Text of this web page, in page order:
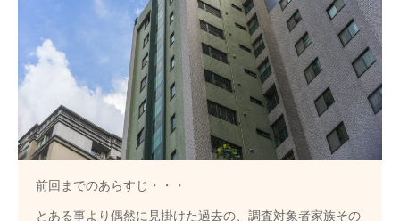
前回までのあらすじ・・・
とある事より偶然に見掛けた過去の、調査対象者家族その